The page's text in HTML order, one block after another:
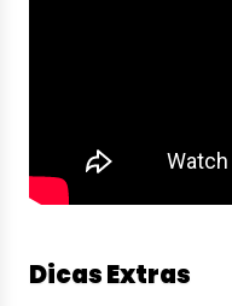
Dicas Extras